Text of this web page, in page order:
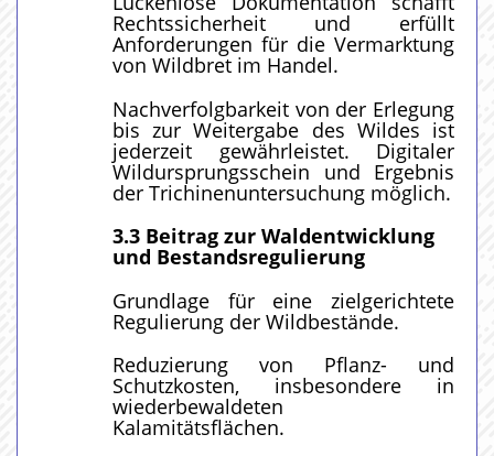
Rechtssicherheit und erfüllt
Anforderungen für die Vermarktung
von Wildbret im Handel.
Nachverfolgbarkeit von der Erlegung
bis zur Weitergabe des Wildes ist
jederzeit gewährleistet. Digitaler
Wildursprungsschein und Ergebnis
der Trichinenuntersuchung möglich.
3.3 Beitrag zur Waldentwicklung
und Bestandsregulierung
Grundlage für eine zielgerichtete
Regulierung der Wildbestände.
Reduzierung von Pflanz- und
Schutzkosten, insbesondere in
wiederbewaldeten
Kalamitätsflächen.